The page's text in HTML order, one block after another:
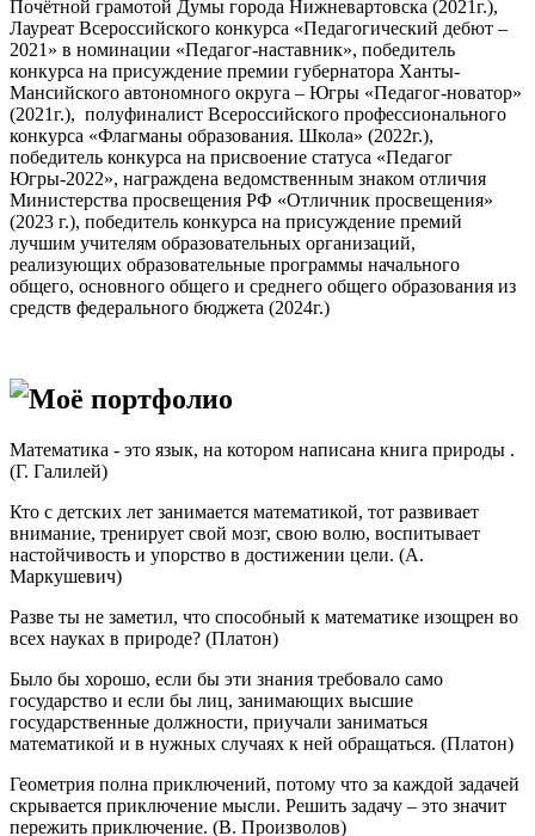
Почётной грамотой Думы города Нижневартовска (2021г.),
Лауреат Всероссийского конкурса «Педагогический дебют –
2021» в номинации «Педагог-наставник», победитель
конкурса на присуждение премии губернатора Ханты-
Мансийского автономного округа – Югры «Педагог-новатор»
(2021г.), полуфиналист Всероссийского профессионального
конкурса «Флагманы образования. Школа» (2022г.),
победитель конкурса на присвоение статуса «Педагог
Югры-2022», награждена ведомственным знаком отличия
Министерства просвещения РФ «Отличник просвещения»
(2023 г.), победитель конкурса на присуждение премий
лучшим учителям образовательных организаций,
реализующих образовательные программы начального
общего, основного общего и среднего общего образования из
средств федерального бюджета (2024г.)
Моё портфолио
Математика - это язык, на котором написана книга природы .
(Г. Галилей)
Кто с детских лет занимается математикой, тот развивает
внимание, тренирует свой мозг, свою волю, воспитывает
настойчивость и упорство в достижении цели. (А.
Маркушевич)
Разве ты не заметил, что способный к математике изощрен во
всех науках в природе? (Платон)
Было бы хорошо, если бы эти знания требовало само
государство и если бы лиц, занимающих высшие
государственные должности, приучали заниматься
математикой и в нужных случаях к ней обращаться. (Платон)
Геометрия полна приключений, потому что за каждой задачей
скрывается приключение мысли. Решить задачу – это значит
пережить приключение. (В. Произволов)